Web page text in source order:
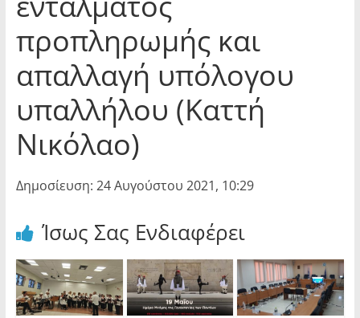
προπληρωμής και
απαλλαγή υπόλογου
υπαλλήλου (Καττή
Νικόλαο)
Δημοσίευση: 24 Αυγούστου 2021, 10:29
Ίσως Σας Ενδιαφέρει